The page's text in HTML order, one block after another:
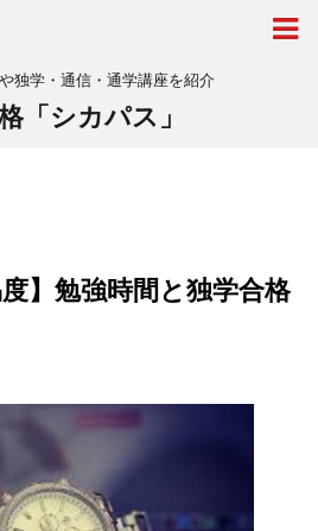
独学・通信・通学講座を紹介
「シカパス」
度】勉強時間と独学合格